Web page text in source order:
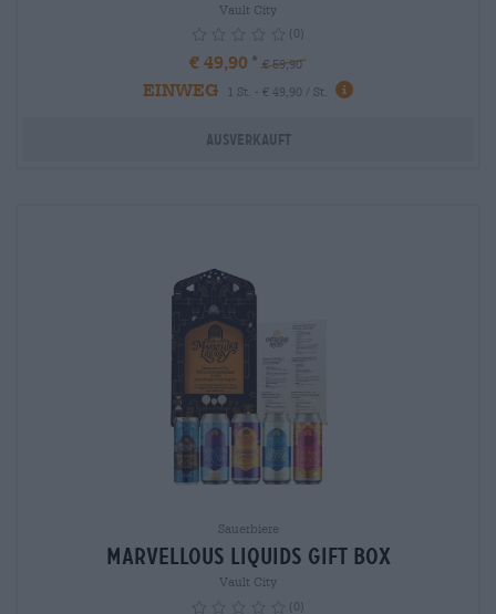
Vault City
(0)
€ 49,90 € 59,90
EINWEG 1 St. - € 49,90 / St. info
Ausverkauft
Sauerbiere
Marvellous Liquids Gift Box
Vault City
(0)